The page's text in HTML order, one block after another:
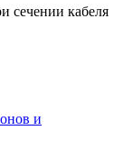
сечении кабеля
и